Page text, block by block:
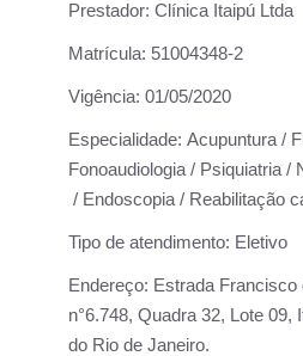
Prestador: Clínica Itaipú Ltda
Matrícula: 51004348-2
Vigência: 01/05/2020
Especialidade: Acupuntura /
Fonoaudiologia / Psiquiatria /
/ Endoscopia / Reabilitação
Tipo de atendimento: Eletivo
Endereço: Estrada Francisco
n°6.748, Quadra 32, Lote 09,
do Rio de Janeiro.